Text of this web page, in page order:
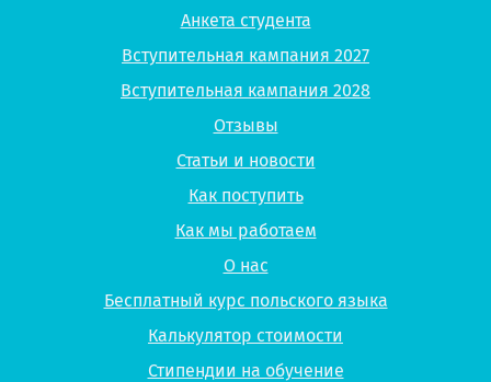
Анкета студента
Вступительная кампания 2027
Вступительная кампания 2028
Отзывы
Статьи и новости
Как поступить
Как мы работаем
О нас
Бесплатный курс польского языка
Калькулятор стоимости
Стипендии на обучение